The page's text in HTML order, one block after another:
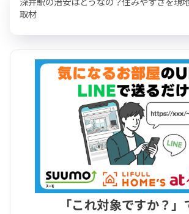
取材
「これ対象ですか？